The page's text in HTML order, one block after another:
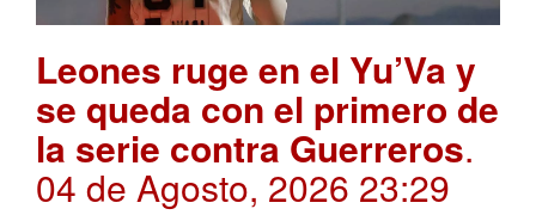
Leones ruge en el Yu’Va y
se queda con el primero de
la serie contra Guerreros.
04 de Agosto, 2026 23:29